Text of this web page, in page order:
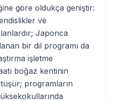
göre oldukça geniştir:
ve
Japonca
bir dil programı da
işletme
boğaz kentinin
programların